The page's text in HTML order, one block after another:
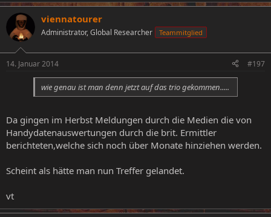
viennatourer
Administrator, Global Researcher Teammitglied
14. Januar 2014 #197
wie genau ist man denn jetzt auf das trio gekommen.....
Da gingen im Herbst Meldungen durch die Medien die von
Handydatenauswertungen durch die brit. Ermittler
berichteten,welche sich noch über Monate hinziehen werden.
Scheint als hätte man nun Treffer gelandet.
vt